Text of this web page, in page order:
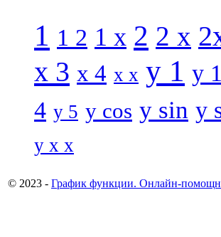
1 1 2 1 x 2 2 x
x 3 x 4 x x y 1 y
4 y 5 y cos y sin y
y x x
© 2023 - График функции. Онлайн-